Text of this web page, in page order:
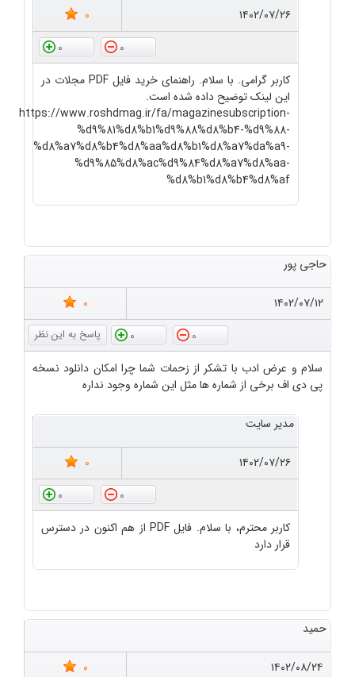
۱۴۰۲/۰۷/۲۶
0
0
0
کاربر گرامی. با سلام. راهنمای خرید فایل PDF مجلات در
این لینک توضیح داده شده است.
https://www.roshdmag.ir/fa/magazinesubscription-
%d9%81%d8%b1%d9%88%d8%b4-%d9%88-
%d8%a7%d8%b4%d8%aa%d8%b1%d8%a7%da%a9-
%d9%85%d8%ac%d9%84%d8%a7%d8%aa-
%d8%b1%d8%b4%d8%af
حاجی پور
۱۴۰۲/۰۷/۱۲
0
0
0
سلام و عرض ادب با تشکر از زحمات شما چرا امکان دانلود نسخه
پی دی اف برخی از شماره ها مثل این شماره وجود نداره
مدیر سایت
۱۴۰۲/۰۷/۲۶
0
0
0
کاربر محترم، با سلام. فایل PDF از هم اکنون در دسترس
قرار دارد
حمید
۱۴۰۲/۰۸/۲۴
0